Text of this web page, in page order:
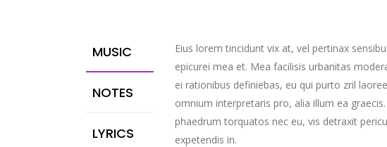
MUSIC
NOTES
LYRICS
Eius lorem tincidunt vix at, vel pertinax
epicurei mea et. Mea facilisis urbanitas
ei rationibus definiebas, eu qui purto zril
omnium interpretaris pro, alia illum ea
phaedrum torquatos nec eu, vis detraxit
expetendis in.